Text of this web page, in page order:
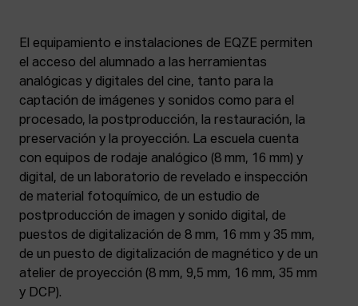
El equipamiento e instalaciones de EQZE permiten
el acceso del alumnado a las herramientas
analógicas y digitales del cine, tanto para la
captación de imágenes y sonidos como para el
procesado, la postproducción, la restauración, la
preservación y la proyección. La escuela cuenta
con equipos de rodaje analógico (8 mm, 16 mm) y
digital, de un laboratorio de revelado e inspección
de material fotoquímico, de un estudio de
postproducción de imagen y sonido digital, de
puestos de digitalización de 8 mm, 16 mm y 35 mm,
de un puesto de digitalización de magnético y de un
atelier de proyección (8 mm, 9,5 mm, 16 mm, 35 mm
y DCP).